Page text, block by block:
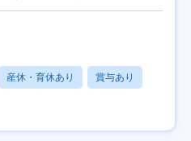
産休・育休あり 賞与あり